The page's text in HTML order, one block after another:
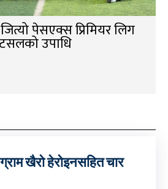
पेसएक्स प्रिमियर लिग
उपाधि
खैरो हेरोइनसहित चार